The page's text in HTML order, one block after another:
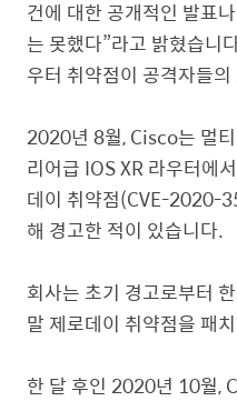
건에 대한 공개적인 발표
는 못했다”라고 밝혔습니
우터 취약점이 공격자들
2020년 8월, Cisco는 멀
리어급 IOS XR 라우터에
데이 취약점(CVE-2020-
해 경고한 적이 있습니다.
회사는 초기 경고로부터
말 제로데이 취약점을 패
한 달 후인 2020년 10월,